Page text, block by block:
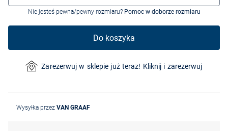
Nie jesteś pewna/pewny rozmiaru? Pomoc w doborze rozmiaru
Do koszyka
Zarezerwuj w sklepie już teraz! Kliknij i zarezerwuj
Wysyłka przez VAN GRAAF